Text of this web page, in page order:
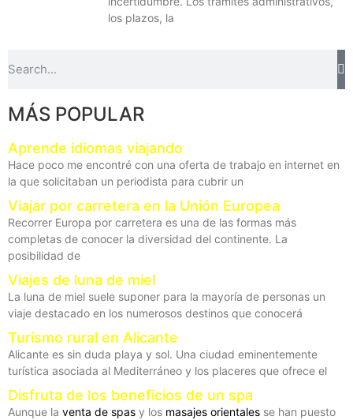
los plazos, la
MÁS POPULAR
Aprende idiomas viajando
Hace poco me encontré con una oferta de trabajo en internet en
la que solicitaban un periodista para cubrir un
Viajar por carretera en la Unión Europea
Recorrer Europa por carretera es una de las formas más
completas de conocer la diversidad del continente. La
posibilidad de
Viajes de luna de miel
La luna de miel suele suponer para la mayoría de personas un
viaje destacado en los numerosos destinos que conocerá
Turismo rural en Alicante
Alicante es sin duda playa y sol. Una ciudad eminentemente
turística asociada al Mediterráneo y los placeres que ofrece el
Disfruta de los beneficios de un spa
Aunque la venta de spas y los masajes orientales se han puesto